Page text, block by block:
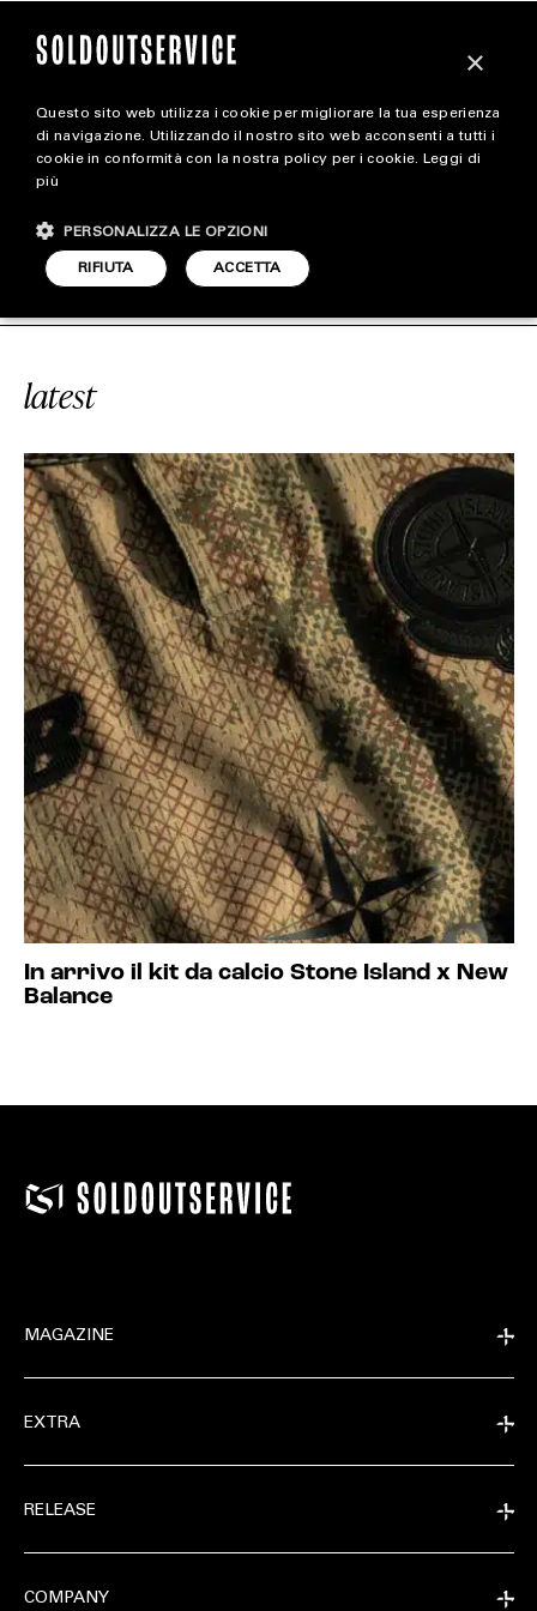
magazine
STYLE
FOOTWEAR
X STONE ISLAND
latest
In arrivo il kit da calcio Stone Island x New
Balance
MAGAZINE
EXTRA
RELEASE
COMPANY
×
Questo sito web utilizza i cookie per migliorare la tua esperienza
di navigazione. Utilizzando il nostro sito web acconsenti a tutti i
cookie in conformità con la nostra policy per i cookie. Leggi di
più
ACCETTA
RIFIUTA
PERSONALIZZA LE OPZIONI